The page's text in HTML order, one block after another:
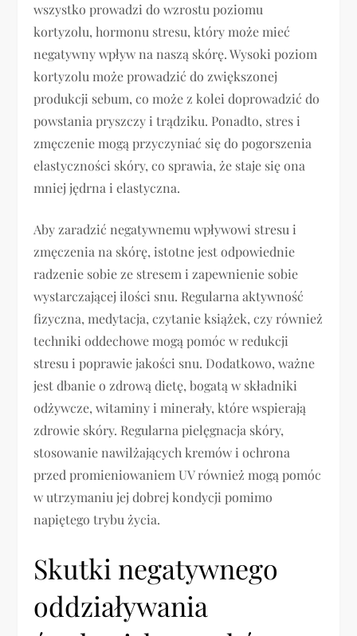
wszystko prowadzi do wzrostu poziomu
kortyzolu, hormonu stresu, który może mieć
negatywny wpływ na naszą skórę. Wysoki poziom
kortyzolu może prowadzić do zwiększonej
produkcji sebum, co może z kolei doprowadzić do
powstania pryszczy i trądziku. Ponadto, stres i
zmęczenie mogą przyczyniać się do pogorszenia
elastyczności skóry, co sprawia, że staje się ona
mniej jędrna i elastyczna.
Aby zaradzić negatywnemu wpływowi stresu i
zmęczenia na skórę, istotne jest odpowiednie
radzenie sobie ze stresem i zapewnienie sobie
wystarczającej ilości snu. Regularna aktywność
fizyczna, medytacja, czytanie książek, czy również
techniki oddechowe mogą pomóc w redukcji
stresu i poprawie jakości snu. Dodatkowo, ważne
jest dbanie o zdrową dietę, bogatą w składniki
odżywcze, witaminy i minerały, które wspierają
zdrowie skóry. Regularna pielęgnacja skóry,
stosowanie nawilżających kremów i ochrona
przed promieniowaniem UV również mogą pomóc
w utrzymaniu jej dobrej kondycji pomimo
napiętego trybu życia.
Skutki negatywnego
oddziaływania